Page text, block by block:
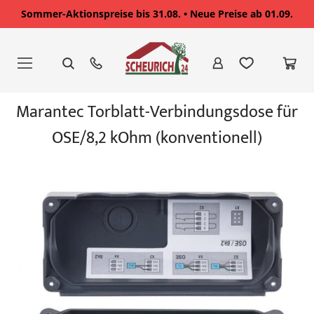
Sommer-Aktionspreise bis 31.08. • Neue Preise ab 01.09.
springen
EndeMarantec Torblatt-Verbindungsdose für
OSE/8,2 kOhm (konventionell)